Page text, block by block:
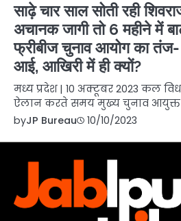
साढ़े चार साल सोती रही
अचानक जागी तो 6 महीने में
फ्रीबीज चुनाव आयोग का तंज-
आई, आखिरी में ही क्यों?
मध्य प्रदेश | 10 अक्टूबर 2023 कल
ऐलान करते समय मुख्य चुनाव
byJP Bureau 10/10/2023